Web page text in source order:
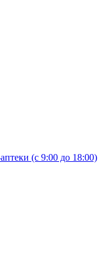
(с 9:00 до 18:00)